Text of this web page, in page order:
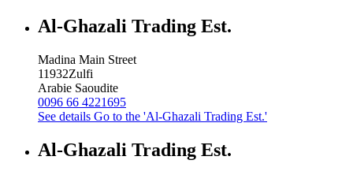
Al-Ghazali Trading Est.
Madina Main Street
11932Zulfi
Arabie Saoudite
0096 66 4221695
See details Go to the 'Al-Ghazali Trading Est.'
Al-Ghazali Trading Est.